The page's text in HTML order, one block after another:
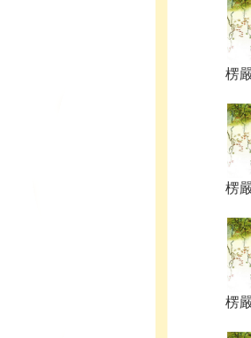
楞
楞
楞